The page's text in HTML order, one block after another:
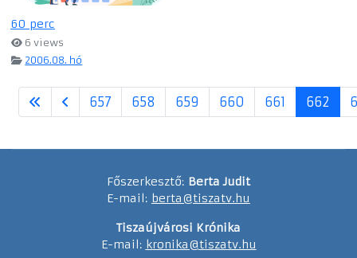
60 perc
6 views
2006.08. hó
657 658 659 660 661 662
Főszerkesztő: Berta Judit
E-mail: berta@tiszatv.hu
Tiszaújvárosi Krónika
E-mail: kronika@tiszatv.hu